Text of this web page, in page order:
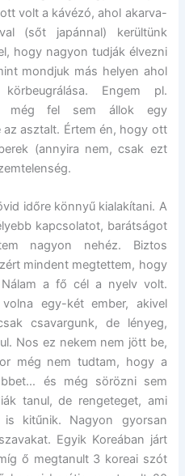
volt a kávézó, ahol akarva-
(sőt japánnal) kerültünk
hogy nagyon tudják élvezni
mondjuk más helyen ahol
Engem pl.
még fel sem állok egy
asztalt. Értem én, hogy ott
(annyira nem, csak ezt
időre könnyű kialakítani. A
kapcsolatot, barátságot
nagyon nehéz. Biztos
mindent megtettem, hogy
a fő cél a nyelv volt.
egy-két ember, akivel
csavargunk, de lényeg,
Nos ez nekem nem jött be,
még nem tudtam, hogy a
és még sörözni sem
tanul, de rengeteget, ami
kitűnik. Nagyon gyorsan
Egyik Koreában járt
ő megtanult 3 koreai szót